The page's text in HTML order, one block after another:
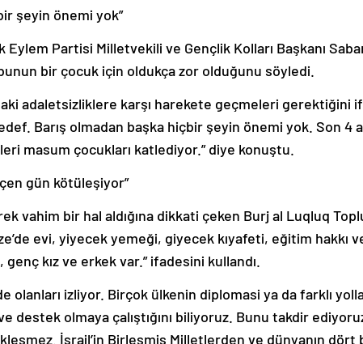
şeyin önemi yok”
Partisi Milletvekili ve Gençlik Kolları Başkanı
bunun bir çocuk için oldukça zor olduğunu söyledi.
adaletsizliklere karşı harekete geçmeleri gerektiğini
Barış olmadan başka hiçbir şeyin önemi yok. Son 4
masum çocukları katlediyor.” diye konuştu.
gün kötüleşiyor”
vahim bir hal aldığına dikkati çeken Burj al Luqluq
evi, yiyecek yemeği, giyecek kıyafeti, eğitim hakkı
kız ve erkek var.” ifadesini kullandı.
olanları izliyor. Birçok ülkenin diplomasi ya da farklı
destek olmaya çalıştığını biliyoruz. Bunu takdir
İsrail’in Birleşmiş Milletlerden ve dünyanın dört